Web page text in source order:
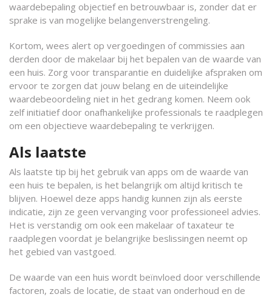
waardebepaling objectief en betrouwbaar is, zonder dat er
sprake is van mogelijke belangenverstrengeling.
Kortom, wees alert op vergoedingen of commissies aan
derden door de makelaar bij het bepalen van de waarde van
een huis. Zorg voor transparantie en duidelijke afspraken om
ervoor te zorgen dat jouw belang en de uiteindelijke
waardebeoordeling niet in het gedrang komen. Neem ook
zelf initiatief door onafhankelijke professionals te raadplegen
om een objectieve waardebepaling te verkrijgen.
Als laatste
Als laatste tip bij het gebruik van apps om de waarde van
een huis te bepalen, is het belangrijk om altijd kritisch te
blijven. Hoewel deze apps handig kunnen zijn als eerste
indicatie, zijn ze geen vervanging voor professioneel advies.
Het is verstandig om ook een makelaar of taxateur te
raadplegen voordat je belangrijke beslissingen neemt op
het gebied van vastgoed.
De waarde van een huis wordt beïnvloed door verschillende
factoren, zoals de locatie, de staat van onderhoud en de